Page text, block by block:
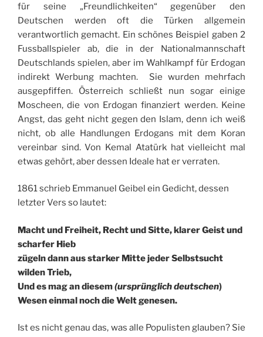
für seine „Freundlichkeiten“ gegenüber den
Deutschen werden oft die Türken allgemein
verantwortlich gemacht. Ein schönes Beispiel gaben 2
Fussballspieler ab, die in der Nationalmannschaft
Deutschlands spielen, aber im Wahlkampf für Erdogan
indirekt Werbung machten. Sie wurden mehrfach
ausgepfiffen. Österreich schließt nun sogar einige
Moscheen, die von Erdogan finanziert werden. Keine
Angst, das geht nicht gegen den Islam, denn ich weiß
nicht, ob alle Handlungen Erdogans mit dem Koran
vereinbar sind. Von Kemal Atatürk hat vielleicht mal
etwas gehört, aber dessen Ideale hat er verraten.
1861 schrieb Emmanuel Geibel ein Gedicht, dessen
letzter Vers so lautet:
Macht und Freiheit, Recht und Sitte, klarer Geist und
scharfer Hieb
zügeln dann aus starker Mitte jeder Selbstsucht
wilden Trieb,
Und es mag an diesem(ursprünglich deutschen)
Wesen einmal noch die Welt genesen.
Ist es nicht genau das, was alle Populisten glauben? Sie